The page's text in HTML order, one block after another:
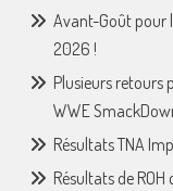
Avant-Goût pour
2026 !
Plusieurs retours
WWE
Résultats TNA
Résultats de